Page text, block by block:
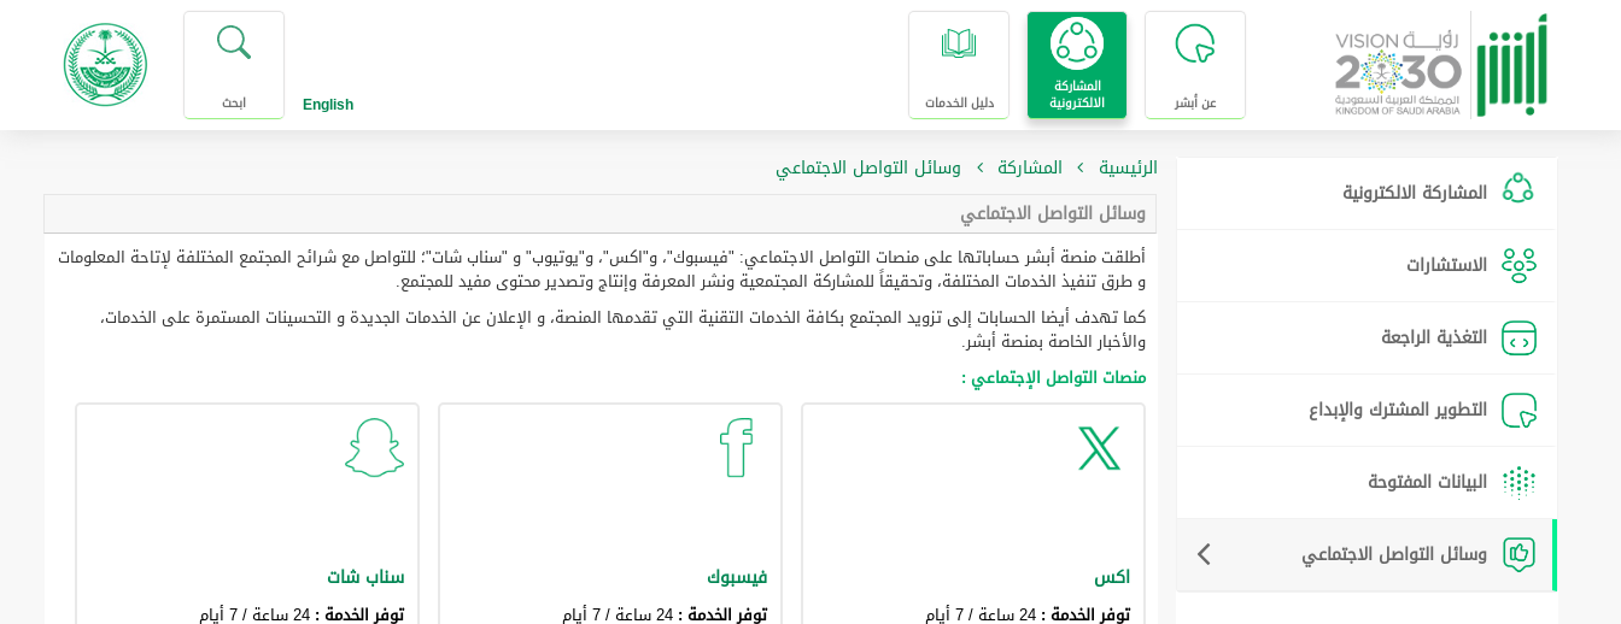
تخطى للإنتقال إلى المحتوى الرئيسي
عن أبشر
المشاركة
الالكترونية دليل الخدمات ابحث English
المشاركة الالكترونية
الاستشارات
التغذية الراجعة
التطوير المشترك والإبداع
البيانات المفتوحة
وسائل التواصل الاجتماعي
الرئيسية المشاركة
وسائل التواصل الاجتماعي
وسائل التواصل الاجتماعي
أطلقت منصة أبشر حساباتها على منصات التواصل الاجتماعي: "فيسبوك"، و"اكس"، و"يوتيوب" و "سناب شات"؛ للتواصل مع شرائح المجتمع المختلفة لإتاحة المعلومات
و طرق تنفيذ الخدمات المختلفة، وتحقيقاً للمشاركة المجتمعية ونشر المعرفة وإنتاج وتصدير محتوى مفيد للمجتمع.
كما تهدف أيضا الحسابات إلى تزويد المجتمع بكافة الخدمات التقنية التي تقدمها المنصة، و الإعلان عن الخدمات الجديدة و التحسينات المستمرة على الخدمات،
والأخبار الخاصة بمنصة أبشر.
منصات التواصل الإجتماعي :
اكس
توفر الخدمة : 24 ساعة / 7 أيام
فيسبوك
توفر الخدمة : 24 ساعة / 7 أيام
سناب شات
توفر الخدمة : 24 ساعة / 7 أيام